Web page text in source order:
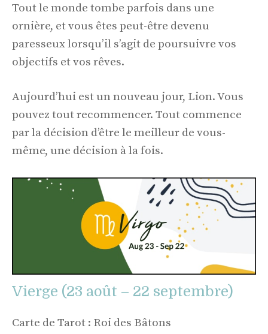
Tout le monde tombe parfois dans une
ornière, et vous êtes peut-être devenu
paresseux lorsqu’il s’agit de poursuivre vos
objectifs et vos rêves.
Aujourd’hui est un nouveau jour, Lion. Vous
pouvez tout recommencer. Tout commence
par la décision d’être le meilleur de vous-
même, une décision à la fois.
Vierge (23 août – 22 septembre)
Carte de Tarot : Roi des Bâtons